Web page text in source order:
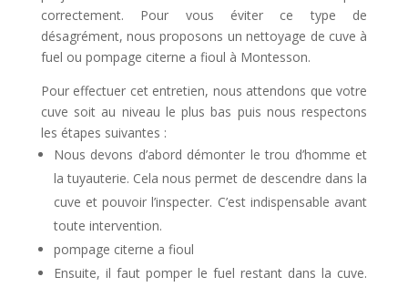
correctement. Pour vous éviter ce type de
désagrément, nous proposons un nettoyage de cuve à
fuel ou pompage citerne a fioul à Montesson.
Pour effectuer cet entretien, nous attendons que votre
cuve soit au niveau le plus bas puis nous respectons
les étapes suivantes :
Nous devons d’abord démonter le trou d’homme et
la tuyauterie. Cela nous permet de descendre dans la
cuve et pouvoir l’inspecter. C’est indispensable avant
toute intervention.
pompage citerne a fioul
Ensuite, il faut pomper le fuel restant dans la cuve.